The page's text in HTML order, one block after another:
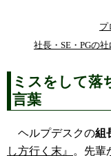
プ
社長・SE・PGの
ミスをして落
言葉
ヘルプデスクの組
し方行く末』
。先輩